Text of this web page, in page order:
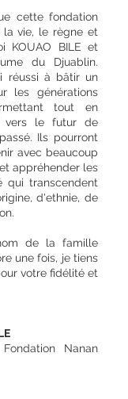
cette fondation
la vie, le règne et
KOUAO BILE et
du Djuablin.
réussi à bâtir un
les générations
tout en
vers le futur de
Ils pourront
avec beaucoup
appréhender les
qui transcendent
d'ethnie, de
de la famille
une fois, je tiens
votre fidélité et
Nanan